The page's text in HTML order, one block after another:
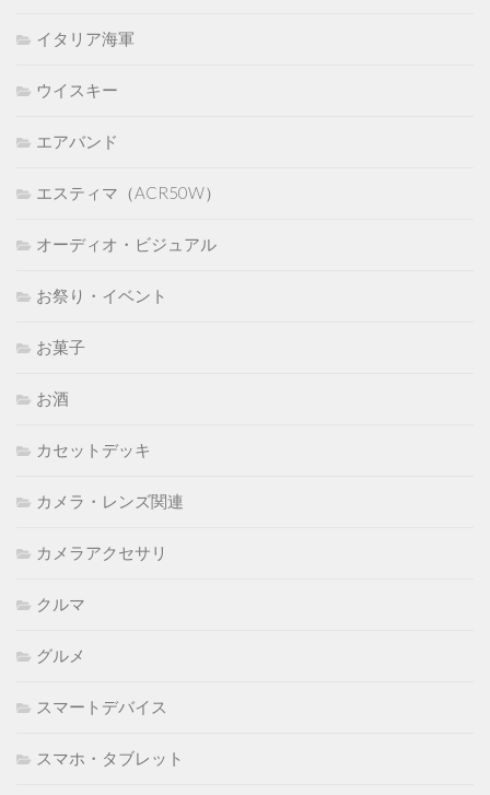
イタリア海軍
ウイスキー
エアバンド
エスティマ（ACR50W）
オーディオ・ビジュアル
お祭り・イベント
お菓子
お酒
カセットデッキ
カメラ・レンズ関連
カメラアクセサリ
クルマ
グルメ
スマートデバイス
スマホ・タブレット